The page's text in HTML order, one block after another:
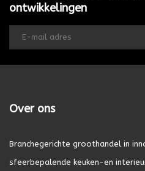
ontwikkelingen
Over ons
Branchegerichte groothandel in
sfeerbepalende keuken-en